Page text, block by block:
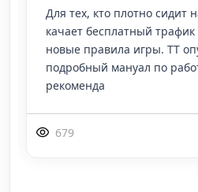
Для тех, кто плотно сидит
качает бесплатный
новые правила игры. ТТ
подробный мануал по
рекоменда
679